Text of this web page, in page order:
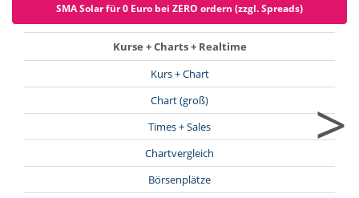
SMA Solar für 0 Euro bei ZERO ordern (zzgl. Spreads)
Kurse + Charts + Realtime
Kurs + Chart
Chart (groß)
Times + Sales
Chartvergleich
Börsenplätze
>